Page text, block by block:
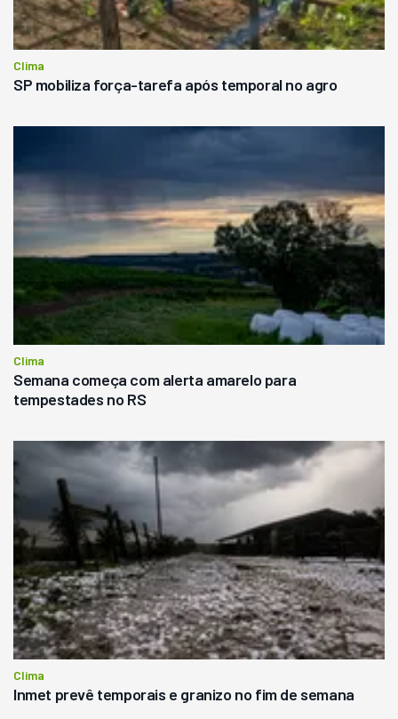
Clima
SP mobiliza força-tarefa após temporal no agro
Clima
Semana começa com alerta amarelo para
tempestades no RS
Clima
Inmet prevê temporais e granizo no fim de semana